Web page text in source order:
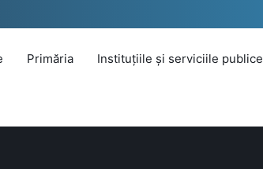
Primăria Instituțiile și serviciile publice